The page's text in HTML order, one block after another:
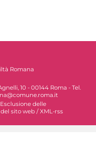
Romana
10 - 00144 Roma - Tel.
Esclusione delle
sito web /XML-rss